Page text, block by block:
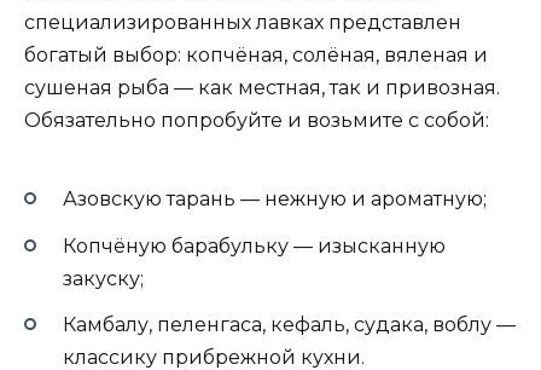
специализированных лавках представлен
богатый выбор: копчёная, солёная, вяленая и
сушеная рыба — как местная, так и привозная.
Обязательно попробуйте и возьмите с собой:
Азовскую тарань — нежную и ароматную;
Копчёную барабульку — изысканную
закуску;
Камбалу, пеленгаса, кефаль, судака, воблу —
классику прибрежной кухни.